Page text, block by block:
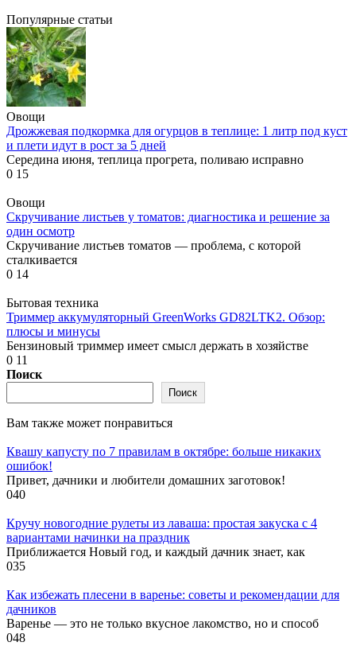
Популярные статьи
Овощи
Дрожжевая подкормка для огурцов в теплице: 1 литр под куст
и плети идут в рост за 5 дней
Середина июня, теплица прогрета, поливаю исправно
0 15
Овощи
Скручивание листьев у томатов: диагностика и решение за
один осмотр
Скручивание листьев томатов — проблема, с которой
сталкивается
0 14
Бытовая техника
Триммер аккумуляторный GreenWorks GD82LTK2. Обзор:
плюсы и минусы
Бензиновый триммер имеет смысл держать в хозяйстве
0 11
Поиск
Поиск
Вам также может понравиться
Квашу капусту по 7 правилам в октябре: больше никаких
ошибок!
Привет, дачники и любители домашних заготовок!
040
Кручу новогодние рулеты из лаваша: простая закуска с 4
вариантами начинки на праздник
Приближается Новый год, и каждый дачник знает, как
035
Как избежать плесени в варенье: советы и рекомендации для
дачников
Варенье — это не только вкусное лакомство, но и способ
048